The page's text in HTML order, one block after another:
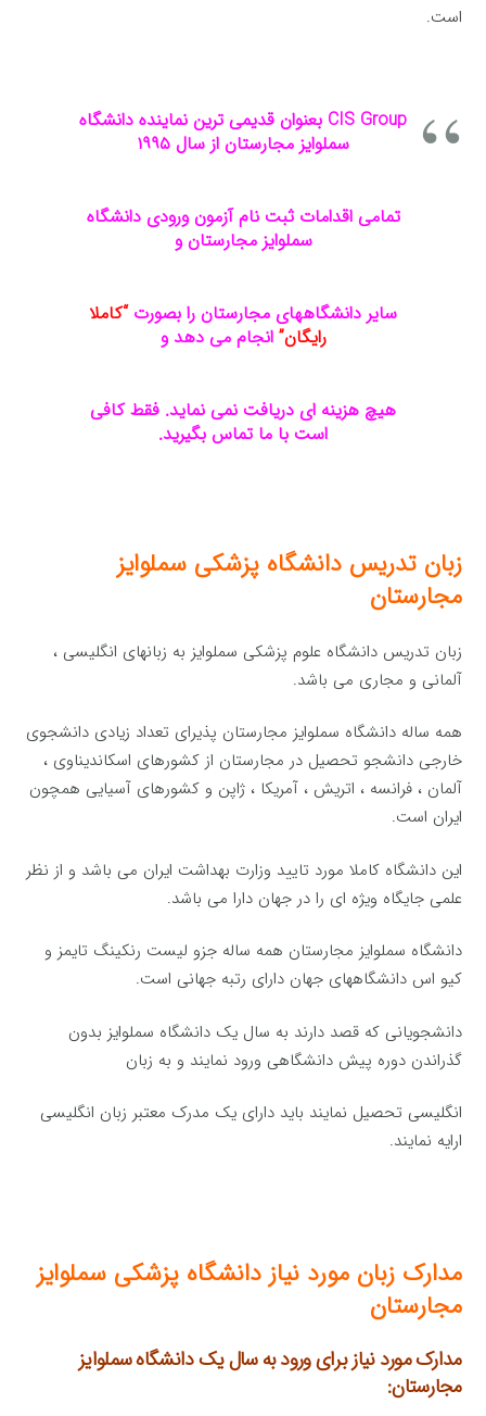
است.
CIS Group بعنوان قدیمی ترین نماینده دانشگاه
سملوایز مجارستان از سال ۱۹۹۵
تمامی اقدامات ثبت نام آزمون ورودی دانشگاه
سملوایز مجارستان و
سایر دانشگاههای مجارستان را بصورت“کاملا
رایگان” انجام می دهد و
هیچ هزینه ای دریافت نمی نماید. فقط کافی
است با ما تماس بگیرید.
زبان تدریس دانشگاه پزشکی سملوایز
مجارستان
زبان تدریس دانشگاه علوم پزشکی سملوایز به زبانهای انگلیسی ،
آلمانی و مجاری می باشد.
همه ساله دانشگاه سملوایز مجارستان پذیرای تعداد زیادی دانشجوی
خارجی دانشجو تحصیل در مجارستان از کشورهای اسکاندیناوی ،
آلمان ، فرانسه ، اتریش ، آمریکا ، ژاپن و کشورهای آسیایی همچون
ایران است.
این دانشگاه کاملا مورد تایید وزارت بهداشت ایران می باشد و از نظر
علمی جایگاه ویژه ای را در جهان دارا می باشد.
دانشگاه سملوایز مجارستان همه ساله جزو لیست رنکینگ تایمز و
کیو اس دانشگاههای جهان دارای رتبه جهانی است.
دانشجویانی که قصد دارند به سال یک دانشگاه سملوایز بدون
گذراندن دوره پیش دانشگاهی ورود نمایند و به زبان
انگلیسی تحصیل نمایند باید دارای یک مدرک معتبر زبان انگلیسی
ارایه نمایند.
مدارک زبان مورد نیاز دانشگاه پزشکی سملوایز
مجارستان
مدارک مورد نیاز برای ورود به سال یک دانشگاه سملوایز
مجارستان: